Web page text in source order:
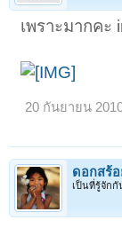
เพราะมากคะ
20 กันยายน
ดอกสร้อ
เป็นที่รู้จักกั